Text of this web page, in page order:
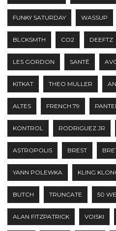
FUNKY SATURDAY WASSUP
BLCKSMTH CO2 DEEFTZ
LES GORDON SANTÉ
KITKAT THEO MULLER
ALTES FRENCH 79
KONTROL RODRIGUEZ JR
ASTROPOLIS BREST
YANN POLEWKA KLING
BUTCH TRUNCATE 50
ALAN FITZPATRICK VOISKI